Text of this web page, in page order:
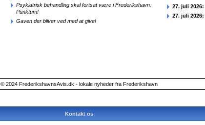
Psykiatrisk behandling skal fortsat være i Frederikshavn.
Punktum!
Gaven der bliver ved med at give!
27. juli 2026:
27. juli 2026:
© 2024 FrederikshavnsAvis.dk - lokale nyheder fra Frederikshavn
Kontakt os